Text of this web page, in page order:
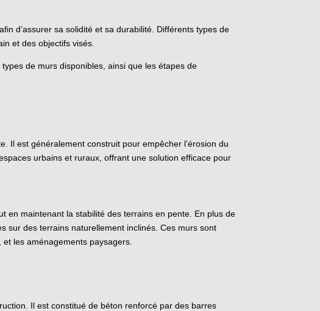
d’assurer sa solidité et sa durabilité. Différents types de
et des objectifs visés.
de murs disponibles, ainsi que les étapes de
Il est généralement construit pour empêcher l’érosion du
urbains et ruraux, offrant une solution efficace pour
en maintenant la stabilité des terrains en pente. En plus de
sur des terrains naturellement inclinés. Ces murs sont
les aménagements paysagers.
Il est constitué de béton renforcé par des barres